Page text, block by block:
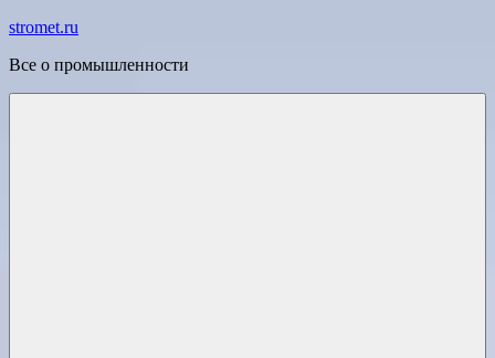
Перейти
содержимому
stromet.ru
Все о промышленности